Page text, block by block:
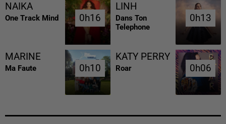
NAIKA
One Track Mind 0h16
0h16
LINH
Dans Ton
Telephone
0h13
0h13
MARINE
Ma Faute 0h10
0h10
KATY PERRY
Roar 0h06
0h06